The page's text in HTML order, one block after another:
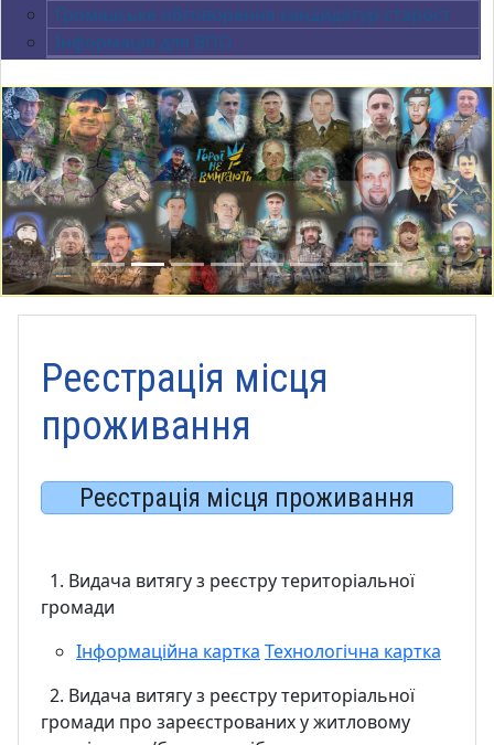
Громадське обговорення кандидатур старост
Інформація для ВПО
Previous Next
Реєстрація місця
проживання
Реєстрація місця проживання
1. Видача витягу з реєстру територіальної
громади
Інформаційна картка Технологічна картка
2. Видача витягу з реєстру територіальної
громади про зареєстрованих у житловому